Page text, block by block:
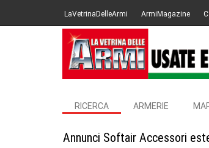
LaVetrinaDelleArmi ArmiMagazine
RICERCA ARMERIE
Annunci Softair Accessori